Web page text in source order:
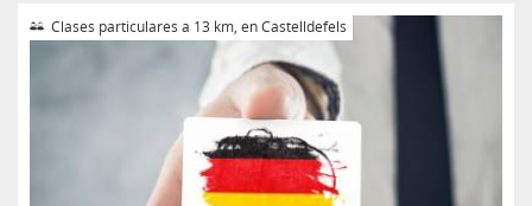
Clases particulares a 13 km, en Castelldefels